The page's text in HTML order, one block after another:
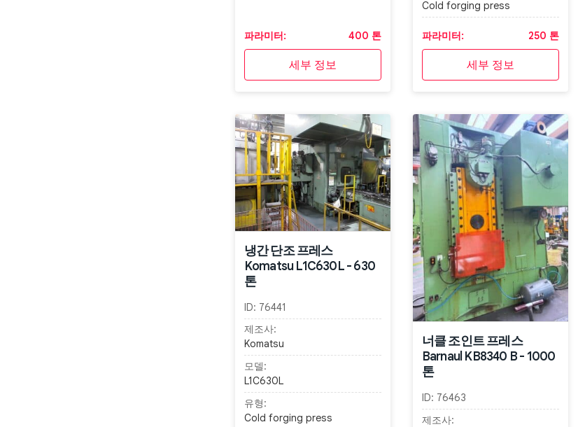
파라미터: 400 톤
세부 정보
Cold forging press
파라미터: 250 톤
세부 정보
냉간 단조 프레스
Komatsu L1C630L - 630
톤
ID: 76441
제조사:
Komatsu
모델:
L1C630L
유형:
Cold forging press
너클 조인트 프레스
Barnaul KB8340 B - 1000
톤
ID: 76463
제조사: